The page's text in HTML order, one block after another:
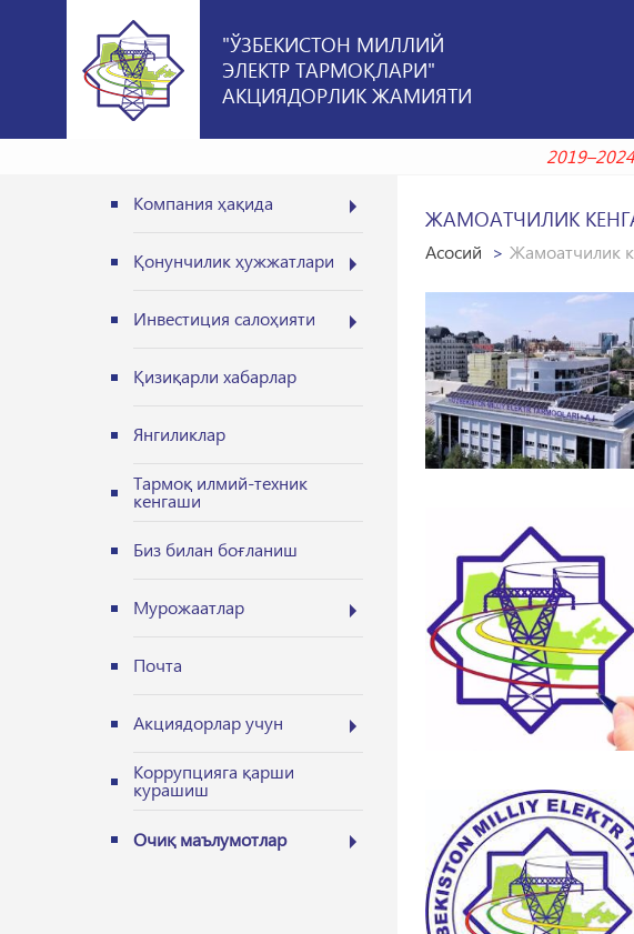
"ЎЗБЕКИСТОН МИЛЛИЙ
ЭЛЕКТР ТАРМОҚЛАРИ"
АКЦИЯДОРЛИК ЖАМИЯТИ
Компания ҳақида
Қонунчилик ҳужжатлари
Инвестиция салоҳияти
Қизиқарли хабарлар
Янгиликлар
Тармоқ илмий-техник
кенгаши
Биз билан боғланиш
Мурожаатлар
Почта
Акциядорлар учун
Коррупцияга қарши
курашиш
Очиқ маълумотлар
ЖАМОАТЧИЛИК
Асосий Жамоатчилик